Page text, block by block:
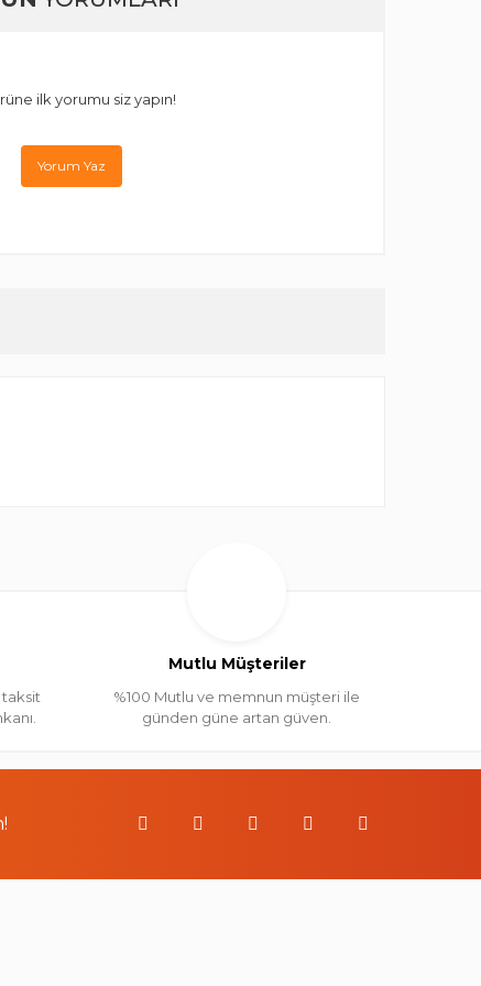
ilk yorumu siz yapın!
Yorum Yaz
taksit
Mutlu Müşteriler
%100 Mutlu ve memnun müşteri ile
günden güne artan güven.